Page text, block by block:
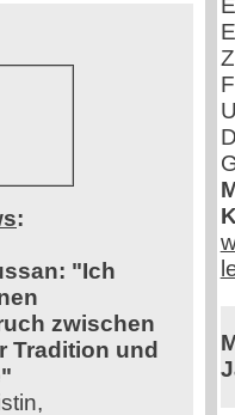
:
"Ich
zwischen
Tradition und